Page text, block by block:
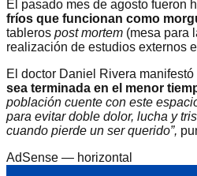
El pasado mes de agosto fueron
fríos que funcionan como
tableros post mortem (mesa para
realización de estudios externos
El doctor Daniel Rivera
sea terminada en el menor
población cuente con este
para evitar doble dolor, lucha y
cuando pierde un ser querido”,
AdSense — horizontal